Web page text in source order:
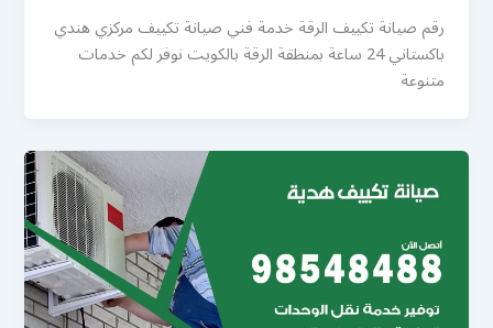
رقم صيانة تكييف الرقة خدمة فني صيانة تكييف مركزي هندي
باكستاني 24 ساعة بمنطقة الرقة بالكويت نوفر لكم خدمات
متنوعة